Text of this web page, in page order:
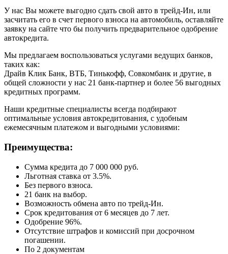
У нас Вы можете выгодно сдать свой авто в трейд-Ин, или
засчитать его в счет первого взноса на автомобиль, оставляйте
заявку на сайте что бы получить предварительное одобрение
автокредита.
Мы предлагаем воспользоваться услугами ведущих банков,
таких как:
Драйв Клик Банк, ВТБ, Тинькофф, Совкомбанк и другие, в
общей сложности у нас 21 банк-партнер и более 56 выгодных
кредитных программ.
Наши кредитные специалисты всегда подбирают
оптимальные условия автокредитования, с удобным
ежемесячным платежом и выгодными условиями:
Преимущества:
Сумма кредита до 7 000 000 руб.
Льготная ставка от 3.5%.
Без первого взноса.
21 банк на выбор.
Возможность обмена авто по трейд-Ин.
Срок кредитования от 6 месяцев до 7 лет.
Одобрение 96%.
Отсутствие штрафов и комиссий при досрочном
погашении.
По 2 документам